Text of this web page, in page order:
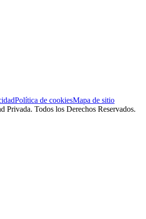
Política de cookiesMapa de sitio
Privada. Todos los Derechos Reservados.